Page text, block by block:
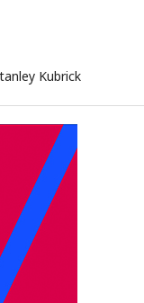
Kubrick